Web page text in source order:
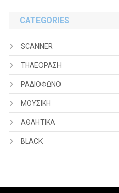
CATEGORIES
SCANNER
ΤΗΛΕΟΡΑΣΗ
ΡΑΔΙΟΦΩΝΟ
ΜΟΥΣΙΚΗ
ΑΘΛΗΤΙΚΑ
BLACK